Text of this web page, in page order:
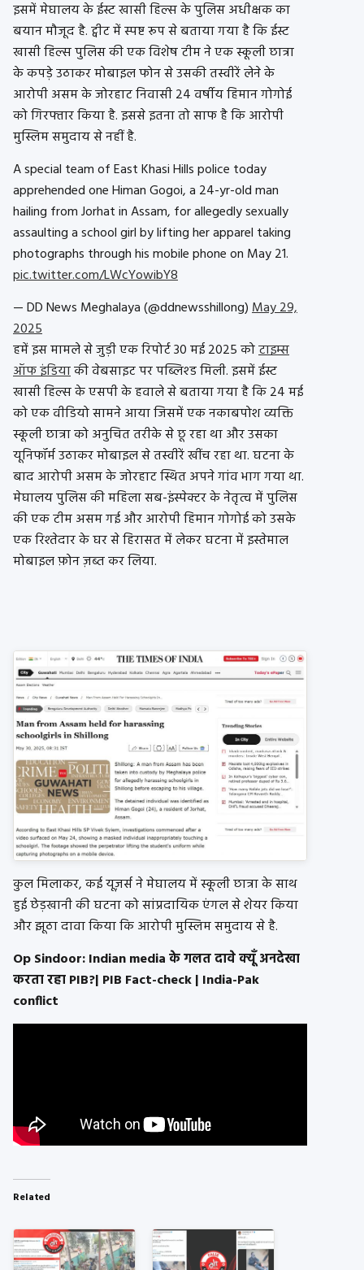
इसमें मेघालय के ईस्ट खासी हिल्स के पुलिस अधीक्षक का
बयान मौजूद है. ट्वीट में स्पष्ट रूप से बताया गया है कि ईस्ट
खासी हिल्स पुलिस की एक विशेष टीम ने एक स्कूली छात्रा
के कपड़े उठाकर मोबाइल फोन से उसकी तस्वीरें लेने के
आरोपी असम के जोरहाट निवासी 24 वर्षीय हिमान गोगोई
को गिरफ्तार किया है. इससे इतना तो साफ है कि आरोपी
मुस्लिम समुदाय से नहीं है.
A special team of East Khasi Hills police today
apprehended one Himan Gogoi, a 24-yr-old man
hailing from Jorhat in Assam, for allegedly sexually
assaulting a school girl by lifting her apparel taking
photographs through his mobile phone on May 21.
pic.twitter.com/LWcYowibY8
— DD News Meghalaya (@ddnewsshillong)May 29,
2025
हमें इस मामले से जुड़ी एक रिपोर्ट 30 मई 2025 कोटाइम्स
ऑफ इंडियाकी वेबसाइट पर पब्लिश्ड मिली. इसमें ईस्ट
खासी हिल्स के एसपी के हवाले से बताया गया है कि 24 मई
को एक वीडियो सामने आया जिसमें एक नकाबपोश व्यक्ति
स्कूली छात्रा को अनुचित तरीके से छू रहा था और उसका
यूनिफॉर्म उठाकर मोबाइल से तस्वीरें खींच रहा था. घटना के
बाद आरोपी असम के जोरहाट स्थित अपने गांव भाग गया था.
मेघालय पुलिस की महिला सब-इंस्पेक्टर के नेतृत्व में पुलिस
की एक टीम असम गई और आरोपी हिमान गोगोई को उसके
एक रिश्तेदार के घर से हिरासत में लेकर घटना में इस्तेमाल
मोबाइल फ़ोन ज़ब्त कर लिया.
कुल मिलाकर, कई यूज़र्स ने मेघालय में स्कूली छात्रा के साथ
हुई छेड़खानी की घटना को सांप्रदायिक एंगल से शेयर किया
और झूठा दावा किया कि आरोपी मुस्लिम समुदाय से है.
Op Sindoor: Indian media के गलत दावे क्यूँ अनदेखा
करता रहा PIB?| PIB Fact-check | India-Pak
conflict
Related